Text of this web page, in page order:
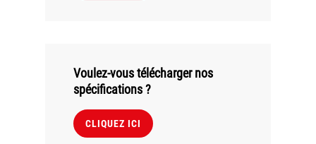
Voulez-vous télécharger nos
spécifications ?
CLIQUEZ ICI